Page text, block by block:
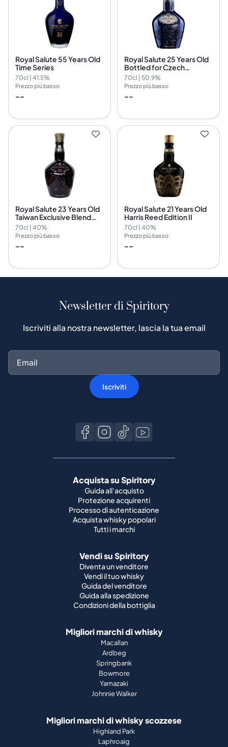
Royal Salute 55 Years Old
Time Series
70cl | 41.5%
Prezzo più basso
--
Royal Salute 25 Years Old
Bottled for Czech
Republic Limited Edition
70cl | 50.9%
Prezzo più basso
--
Royal Salute 23 Years Old
Taiwan Exclusive Blend
Special Edition Chivas
Brothers Ltd.
70cl | 40%
Prezzo più basso
--
Royal Salute 21 Years Old
Harris Reed Edition II
70cl | 40%
Prezzo più basso
--
Newsletter di Spiritory
Iscriviti alla nostra newsletter, lascia la tua email
Iscriviti
Acquista su Spiritory
Guida all'acquisto
Protezione acquirenti
Processo di autenticazione
Acquista whisky popolari
Tutti i marchi
Vendi su Spiritory
Diventa un venditore
Vendi il tuo whisky
Guida del venditore
Guida alla spedizione
Condizioni della bottiglia
Migliori marchi di whisky
Macallan
Ardbeg
Springbank
Bowmore
Yamazaki
Johnnie Walker
Migliori marchi di whisky scozzese
Highland Park
Laphroaig